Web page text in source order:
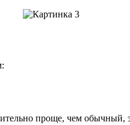
проще, чем обычный,